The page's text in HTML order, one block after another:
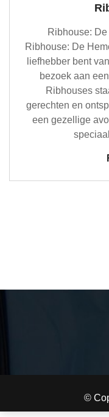
Ribhouse:
Ribhouse: De
liefhebber bent
bezoek aan
Ribhouses
gerechten en
een gezellige
©